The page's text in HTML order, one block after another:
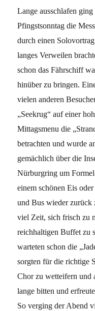
Lange ausschlafen
Pfingstsonntag die
durch einen
langes Verweilen
schon das Fährschiff
hinüber zu bringen.
vielen anderen
„Seekrug“ auf einer
Mittagsmenu die
betrachten und wurde
gemächlich über die
Nürburgring um
einem schönen Eis
und Bus wieder
viel Zeit, sich frisch zu
reichhaltigen Buffet zu
warteten schon die
sorgten für die richtige
Chor zu wetteifern und
lange bitten und
So verging der Abend